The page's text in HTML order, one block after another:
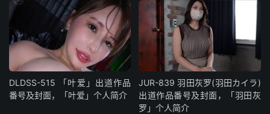
DLDSS-515 「叶爱」出道作品
番号及封面，「叶爱」个人简介
JUR-839 羽田灰罗(羽田カイラ)
出道作品番号及封面，「羽田灰
罗」个人简介